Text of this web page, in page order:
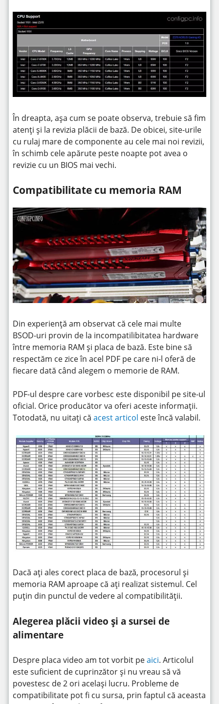
În dreapta, așa cum se poate observa, trebuie să fim
atenți și la revizia plăcii de bază. De obicei, site-urile
cu rulaj mare de componente au cele mai noi revizii,
în schimb cele apărute peste noapte pot avea o
revizie cu un BIOS mai vechi.
Compatibilitate cu memoria RAM
Din experiență am observat că cele mai multe
BSOD-uri provin de la incompatilibitatea hardware
între memoria RAM și placa de bază. Este bine să
respectăm ce zice în acel PDF pe care ni-l oferă de
fiecare dată când alegem o memorie de RAM.
PDF-ul despre care vorbesc este disponibil pe site-ul
oficial. Orice producător va oferi aceste informații.
Totodată, nu uitați că acest articol este încă valabil.
Dacă ați ales corect placa de bază, procesorul și
memoria RAM aproape că ați realizat sistemul. Cel
puțin din punctul de vedere al compatibilității.
Alegerea plăcii video și a sursei de
alimentare
Despre placa video am tot vorbit peaici. Articolul
este suficient de cuprinzător și nu vreau să vă
povestesc de 2 ori același lucru. Probleme de
compatibilitate pot fi cu sursa, prin faptul că aceasta